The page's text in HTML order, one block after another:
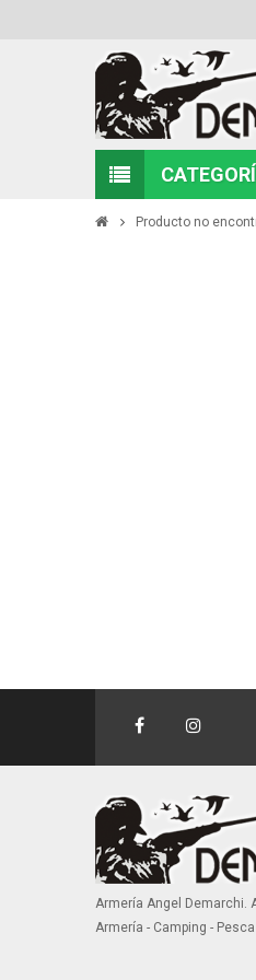
Producto no
Armería Angel Demarchi.
Armería - Camping - Pesca